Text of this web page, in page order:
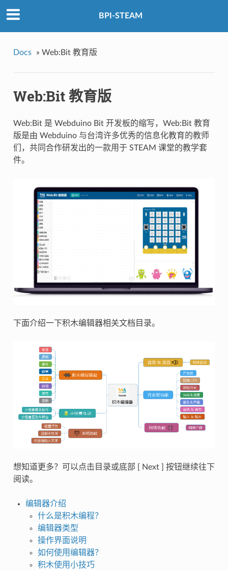
BPI-STEAM
Docs » Web:Bit 教育版
Web:Bit 教育版
Web:Bit 是 Webduino Bit 开发板的缩写，Web:Bit 教育
版是由 Webduino 与台湾许多优秀的信息化教育的教师
们，共同合作研发出的一款用于 STEAM 课堂的教学套
件。
下面介绍一下积木编辑器相关文档目录。
想知道更多？可以点击目录或底部 [ Next ] 按钮继续往下
阅读。
编辑器介绍
什么是积木编程？
编辑器类型
操作界面说明
如何使用编辑器？
积木使用小技巧